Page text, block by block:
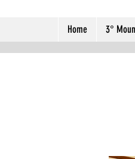
Home 3°